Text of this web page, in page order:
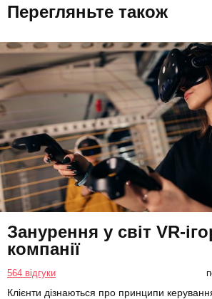
Перегляньте також
Занурення у світ VR-
компанії
564 відгуки
Клієнти дізнаються про принципи